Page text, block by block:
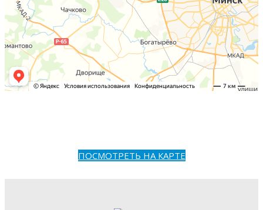
ПОСМОТРЕТЬ НА КАРТЕ